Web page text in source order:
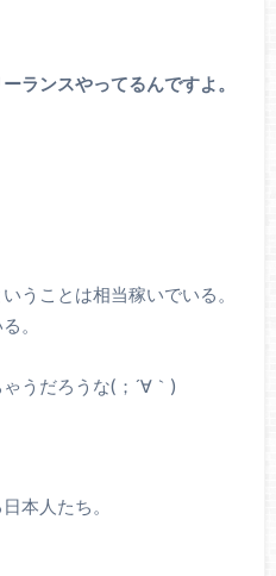
ランスやってるんですよ。
うことは相当稼いでいる。
。
うだろうな(；´∀｀)
本人たち。